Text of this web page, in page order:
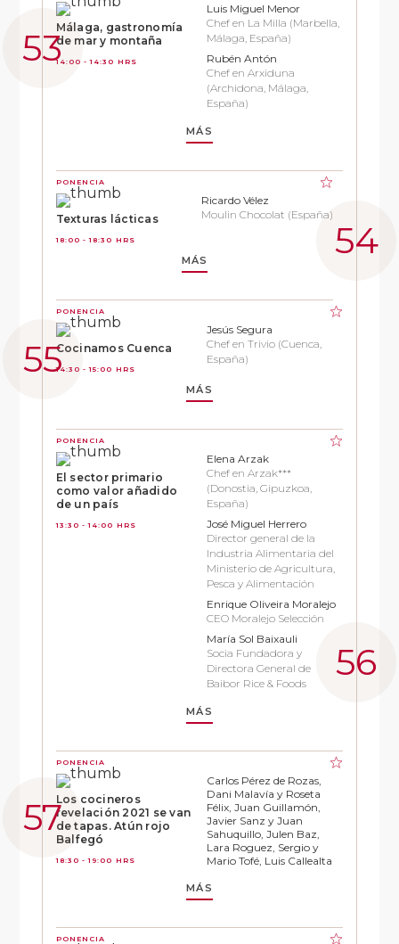
Málaga, gastronomía
de mar y montaña
14:00 - 14:30 HRS
Luis Miguel Menor
Chef en La Milla (Marbella,
Málaga, España)
Rubén Antón
Chef en Arxiduna
(Archidona, Málaga,
España)
MÁS
PONENCIA
Texturas lácticas
18:00 - 18:30 HRS
Ricardo Vélez
Moulin Chocolat (España)
MÁS
PONENCIA
Cocinamos Cuenca
14:30 - 15:00 HRS
Jesús Segura
Chef en Trivio (Cuenca,
España)
MÁS
PONENCIA
El sector primario
como valor añadido
de un país
13:30 - 14:00 HRS
Elena Arzak
Chef en Arzak***
(Donostia, Gipuzkoa,
España)
José Miguel Herrero
Director general de la
Industria Alimentaria del
Ministerio de Agricultura,
Pesca y Alimentación
Enrique Oliveira Moralejo
CEO Moralejo Selección
María Sol Baixauli
Socia Fundadora y
Directora General de
Baibor Rice & Foods
MÁS
PONENCIA
Los cocineros
revelación 2021 se van
de tapas. Atún rojo
Balfegó
18:30 - 19:00 HRS
Carlos Pérez de Rozas,
Dani Malavía y Roseta
Félix, Juan Guillamón,
Javier Sanz y Juan
Sahuquillo, Julen Baz,
Lara Roguez, Sergio y
Mario Tofé, Luis Callealta
MÁS
PONENCIA